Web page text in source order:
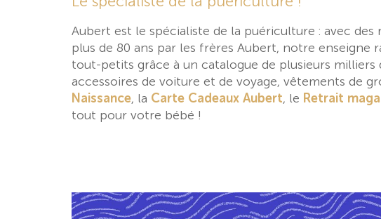
Aubert est le spécialiste de la puériculture : avec des
plus de 80 ans par les frères Aubert, notre
tout-petits grâce à un catalogue de plusieurs
accessoires de voiture et de voyage, vêtements de
Naissance, la Carte Cadeaux Aubert, le Retrait
tout pour votre bébé !